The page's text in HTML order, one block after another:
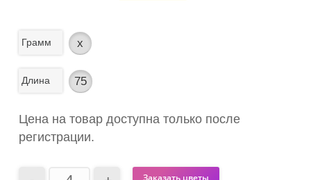
Грамм x
Длина 75
Цена на товар доступна только после
регистрации.
Заказать цветы